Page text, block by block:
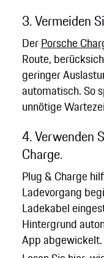
3. Vermeiden
DerPorsche
Route,
geringer
automatisch. So
unnötige
4. Verwenden
Charge.
Plug & Charge
Ladevorgang
Ladekabel
Hintergrund
App abgewickelt.